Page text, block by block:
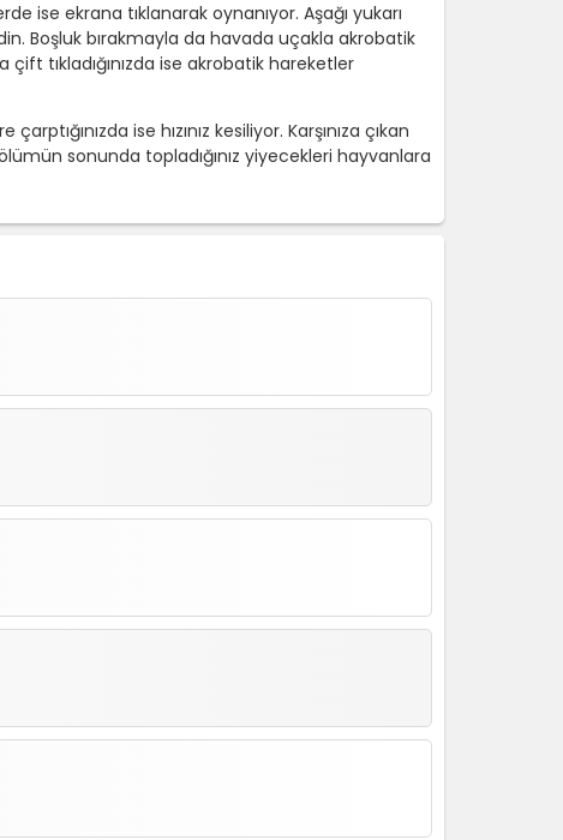
ise ekrana tıklanarak oynanıyor. Aşağı yukarı
Boşluk bırakmayla da havada uçakla akrobatik
tıkladığınızda ise akrobatik hareketler
ise hızınız kesiliyor. Karşınıza çıkan
sonunda topladığınız yiyecekleri hayvanlara